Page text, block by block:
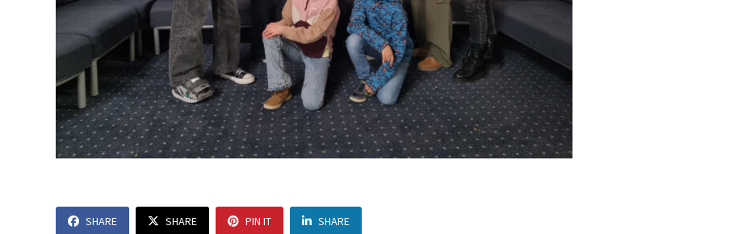
SHARE SHARE PIN IT SHARE